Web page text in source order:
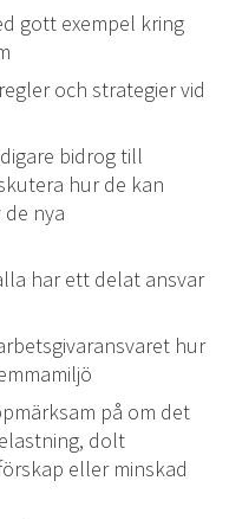
gott exempel kring
och strategier vid
bidrog till
hur de kan
nya
har ett delat ansvar
hur
på om det
dolt
eller minskad